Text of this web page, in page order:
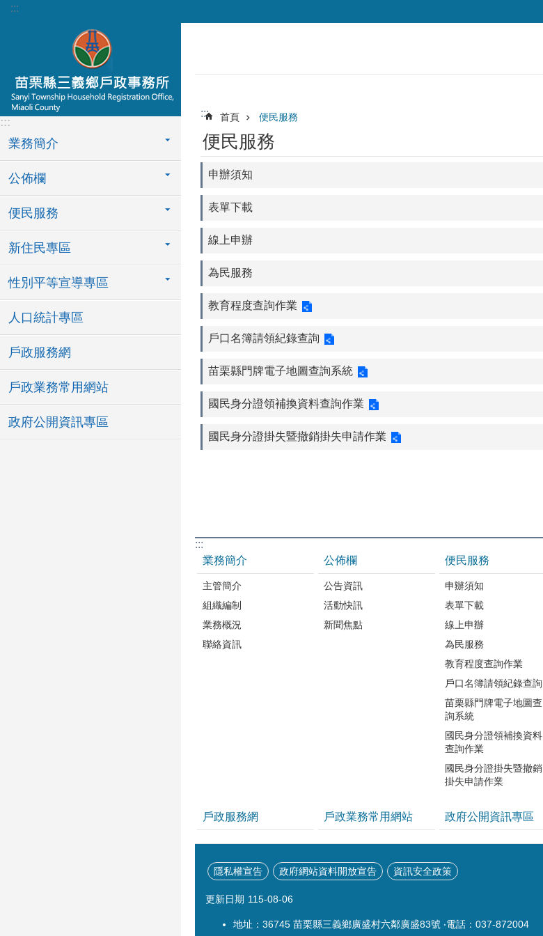
跳到主要內容區塊
:::
:::
業務簡介
公佈欄
便民服務
新住民專區
性別平等宣導專區
人口統計專區
戶政服務網
戶政業務常用網站
政府公開資訊專區
::: 首頁 便民服務
便民服務
申辦須知
表單下載
線上申辦
為民服務
教育程度查詢作業
戶口名簿請領紀錄查詢
苗栗縣門牌電子地圖查詢系統
國民身分證領補換資料查詢作業
國民身分證掛失暨撤銷掛失申請作業
:::
業務簡介
主管簡介
組織編制
業務概況
聯絡資訊
公佈欄
公告資訊
活動快訊
新聞焦點
便民服務
申辦須知
表單下載
線上申辦
為民服務
教育程度查詢作業
戶口名簿請領紀錄查詢
苗栗縣門牌電子地圖查
詢系統
國民身分證領補換資料
查詢作業
國民身分證掛失暨撤銷
掛失申請作業
戶政服務網 戶政業務常用網站 政府公開資訊專區
隱私權宣告 政府網站資料開放宣告 資訊安全政策
更新日期 115-08-06
地址：36745 苗栗縣三義鄉廣盛村六鄰廣盛83號 ‧電話：037-872004